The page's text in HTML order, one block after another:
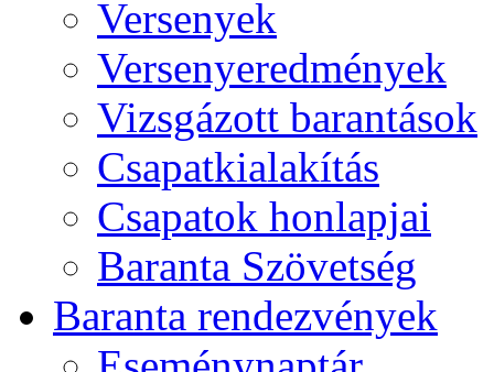
Versenyek
Versenyeredmények
Vizsgázott barantások
Csapatkialakítás
Csapatok honlapjai
Baranta Szövetség
Baranta rendezvények